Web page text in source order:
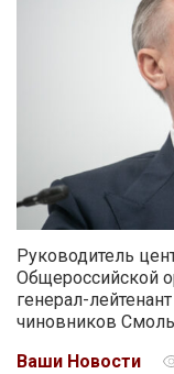
Руководитель
Общероссийской
генерал-
чиновников
Ваши Новости